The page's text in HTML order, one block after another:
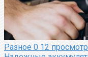
Разное 0 12